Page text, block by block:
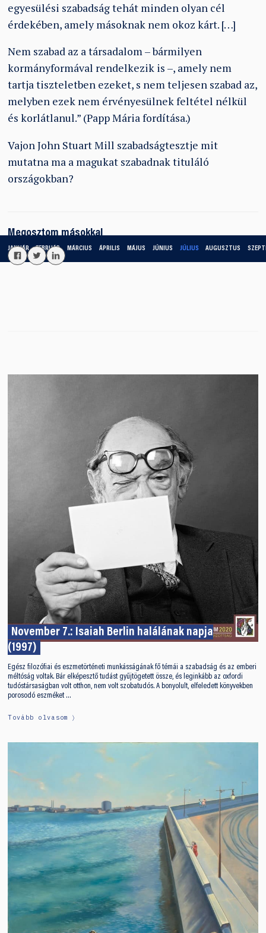
JANUÁR FEBRUÁR MÁRCIUS ÁPRILIS MÁJUS JÚNIUS JÚLIUS AUGUSZTUS
egyesülési szabadság tehát minden olyan cél
érdekében, amely másoknak nem okoz kárt. […]
Nem szabad az a társadalom – bármilyen
kormányformával rendelkezik is –, amely nem
tartja tiszteletben ezeket, s nem teljesen szabad az,
melyben ezek nem érvényesülnek feltétel nélkül
és korlátlanul.” (Papp Mária fordítása.)
Vajon John Stuart Mill szabadságtesztje mit
mutatna ma a magukat szabadnak tituláló
országokban?
Megosztom másokkal
November 7.: Isaiah Berlin halálának napja
(1997)
Egész filozófiai és eszmetörténeti munkásságának fő témái a szabadság és az emberi
méltóság voltak. Bár elképesztő tudást gyűjtögetett össze, és leginkább az oxfordi
tudóstársaságban volt otthon, nem volt szobatudós. A bonyolult, elfeledett könyvekben
porosodó eszméket …
Tovább olvasom